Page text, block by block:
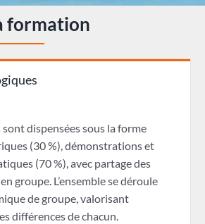
formation
dispensées sous la forme
(30 %), démonstrations et
(70 %), avec partage des
groupe. L’ensemble se déroule
de groupe, valorisant
différences de chacun.